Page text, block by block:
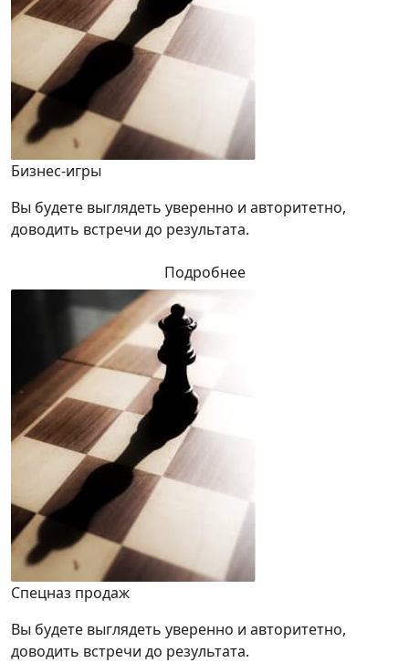
Бизнес-игры
Вы будете выглядеть уверенно и авторитетно,
доводить встречи до результата.
Подробнее
Спецназ продаж
Вы будете выглядеть уверенно и авторитетно,
доводить встречи до результата.